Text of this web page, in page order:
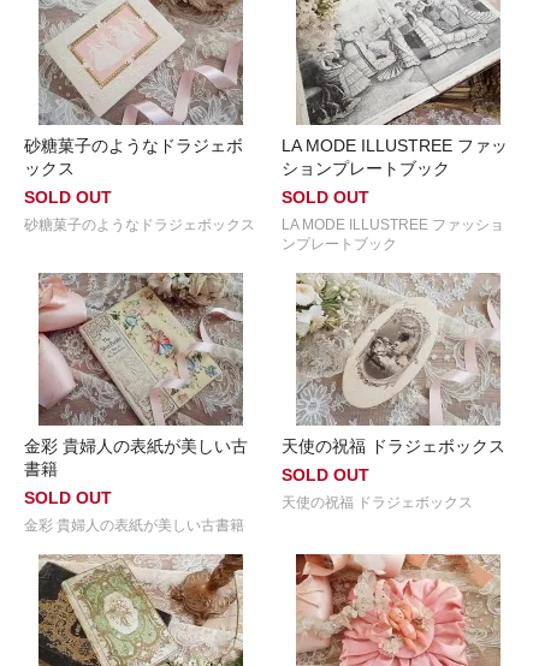
砂糖菓子のようなドラジェボ
ックス
SOLD OUT
砂糖菓子のようなドラジェボックス
LA MODE ILLUSTREE ファッ
ションプレートブック
SOLD OUT
LA MODE ILLUSTREE ファッショ
ンプレートブック
金彩 貴婦人の表紙が美しい古
書籍
SOLD OUT
金彩 貴婦人の表紙が美しい古書籍
天使の祝福 ドラジェボックス
SOLD OUT
天使の祝福 ドラジェボックス